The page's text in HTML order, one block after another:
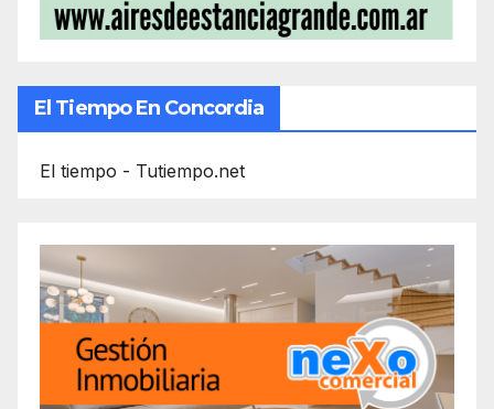
El Tiempo En Concordia
El tiempo - Tutiempo.net